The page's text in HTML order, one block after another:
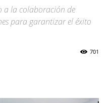
la colaboración de
para garantizar el éxito
701